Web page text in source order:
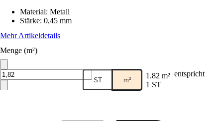
Material: Metall
Stärke: 0,45 mm
Mehr Artikeldetails
Menge (m²)
ST m² 1.82 m² entspricht
1 ST